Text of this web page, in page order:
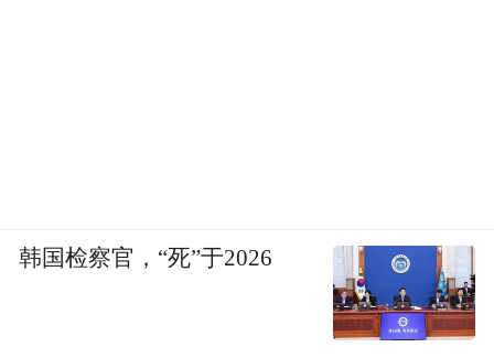
韩国检察官，“死”于2026